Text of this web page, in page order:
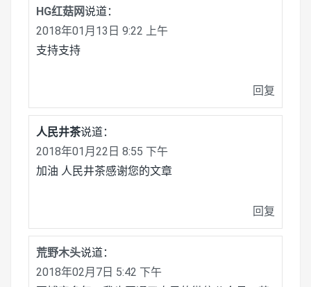
HG红菇网说道：
2018年01月13日 9:22 上午
支持支持
回复
人民井茶说道：
2018年01月22日 8:55 下午
加油 人民井茶感谢您的文章
回复
荒野木头说道：
2018年02月7日 5:42 下午